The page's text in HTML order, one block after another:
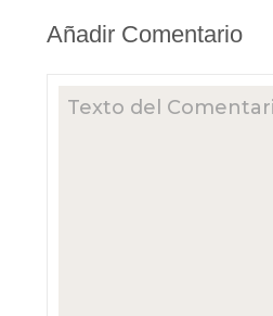
Añadir Comentario